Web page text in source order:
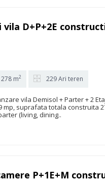
D+P+2E
278 m2 229 Ari teren
vila Demisol + Parter + 2
suprafata totala construita
(living, dining..
P+1E+M